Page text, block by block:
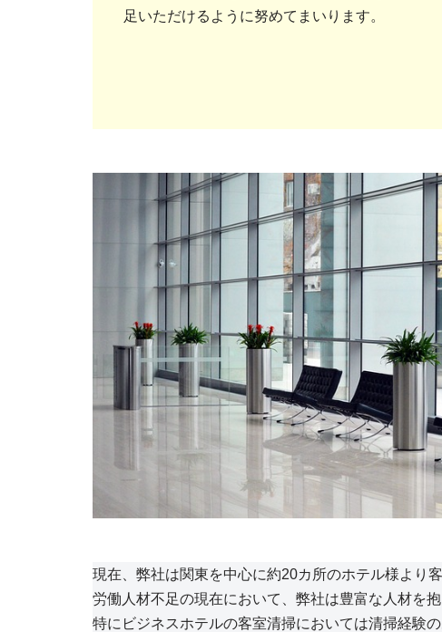
足いただけるように努めてまいります。
現在、弊社は関東を中心に約20カ所のホテル様より
労働人材不足の現在において、弊社は豊富な人材を
特にビジネスホテルの客室清掃においては清掃経験